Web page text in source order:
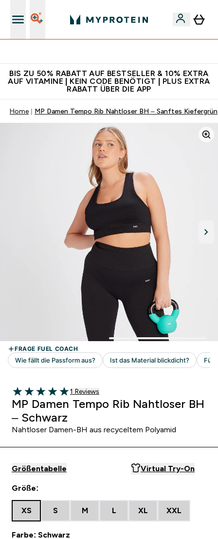
BIS ZU 50% RABATT AUF BESTSELLER & 10% EXTRA
AUF VITAMINE | KEIN CODE BENÖTIGT | PLUS EXTRA
RABATT ÜBER DIE APP
Home MP Damen Tempo Rib Nahtloser BH – Sanftes Kiefergrün
5 out of 5 stars
1 customer reviews
1 Reviews
MP Damen Tempo Rib Nahtloser BH
– Schwarz
Nahtloser Damen-BH aus recyceltem Polyamid
Größentabelle Virtual Try-On
Größe:
XS S M L XL XXL
Farbe: Schwarz